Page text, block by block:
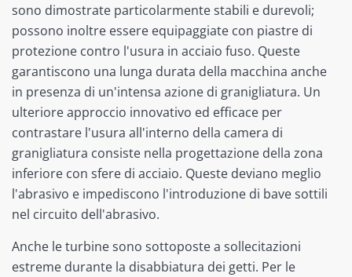
sono dimostrate particolarmente stabili e durevoli;
possono inoltre essere equipaggiate con piastre di
protezione contro l'usura in acciaio fuso. Queste
garantiscono una lunga durata della macchina anche
in presenza di un'intensa azione di granigliatura. Un
ulteriore approccio innovativo ed efficace per
contrastare l'usura all'interno della camera di
granigliatura consiste nella progettazione della zona
inferiore con sfere di acciaio. Queste deviano meglio
l'abrasivo e impediscono l'introduzione di bave sottili
nel circuito dell'abrasivo.
Anche le turbine sono sottoposte a sollecitazioni
estreme durante la disabbiatura dei getti. Per le